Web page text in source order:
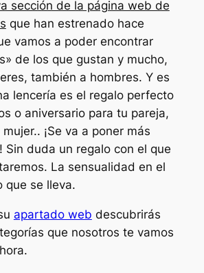
sección de la página web de
que han estrenado hace
vamos a poder encontrar
de los que gustan y mucho,
también a hombres. Y es
lencería es el regalo perfecto
o aniversario para tu pareja,
¡Se va a poner más
Sin duda un regalo con el que
La sensualidad en el
que se lleva.
apartado web descubrirás
que nosotros te vamos